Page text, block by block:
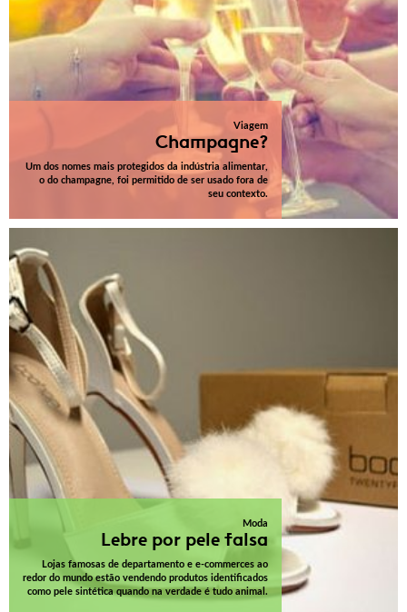
Viagem
Champagne?
Um dos nomes mais protegidos da indústria alimentar,
o do champagne, foi permitido de ser usado fora de
seu contexto.
Moda
Lebre por pele falsa
Lojas famosas de departamento e e-commerces ao
redor do mundo estão vendendo produtos identificados
como pele sintética quando na verdade é tudo animal.